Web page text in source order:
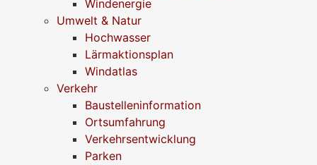
Windenergie
Umwelt & Natur
Hochwasser
Lärmaktionsplan
Windatlas
Verkehr
Baustelleninformation
Ortsumfahrung
Verkehrsentwicklung
Parken